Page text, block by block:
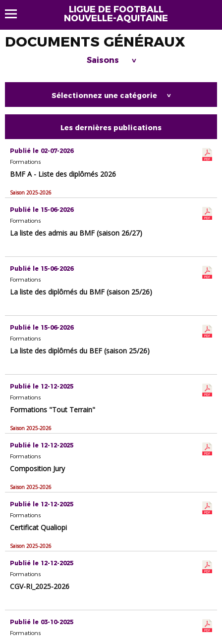
LIGUE DE FOOTBALL
NOUVELLE-AQUITAINE
DOCUMENTS GÉNÉRAUX
Saisons >
Sélectionnez une catégorie >
Les dernières publications
Publié le 02-07-2026
Formations
BMF A - Liste des diplômés 2026
Saison 2025-2026
Publié le 15-06-2026
Formations
La liste des admis au BMF (saison 26/27)
Publié le 15-06-2026
Formations
La liste des diplômés du BMF (saison 25/26)
Publié le 15-06-2026
Formations
La liste des diplômés du BEF (saison 25/26)
Publié le 12-12-2025
Formations
Formations "Tout Terrain"
Saison 2025-2026
Publié le 12-12-2025
Formations
Composition Jury
Saison 2025-2026
Publié le 12-12-2025
Formations
Certificat Qualiopi
Saison 2025-2026
Publié le 12-12-2025
Formations
CGV-RI_2025-2026
Publié le 03-10-2025
Formations